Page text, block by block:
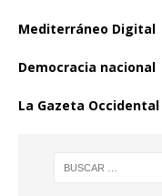
Mediterráneo Digital
Democracia nacional
La Gazeta Occidental